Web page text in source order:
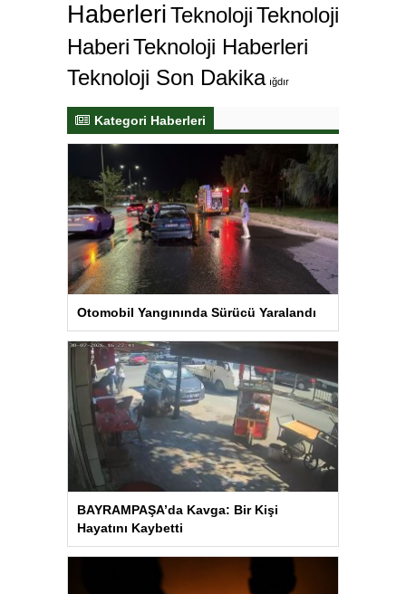
HaberleriTeknolojiTeknoloji
HaberiTeknoloji Haberleri
Teknoloji Son Dakika ığdır
Kategori Haberleri
Otomobil Yangınında Sürücü Yaralandı
BAYRAMPAŞA’da Kavga: Bir Kişi
Hayatını Kaybetti